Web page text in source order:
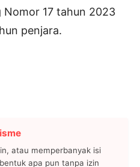
17 tahun 2023
penjara.
atau memperbanyak isi
apa pun tanpa izin